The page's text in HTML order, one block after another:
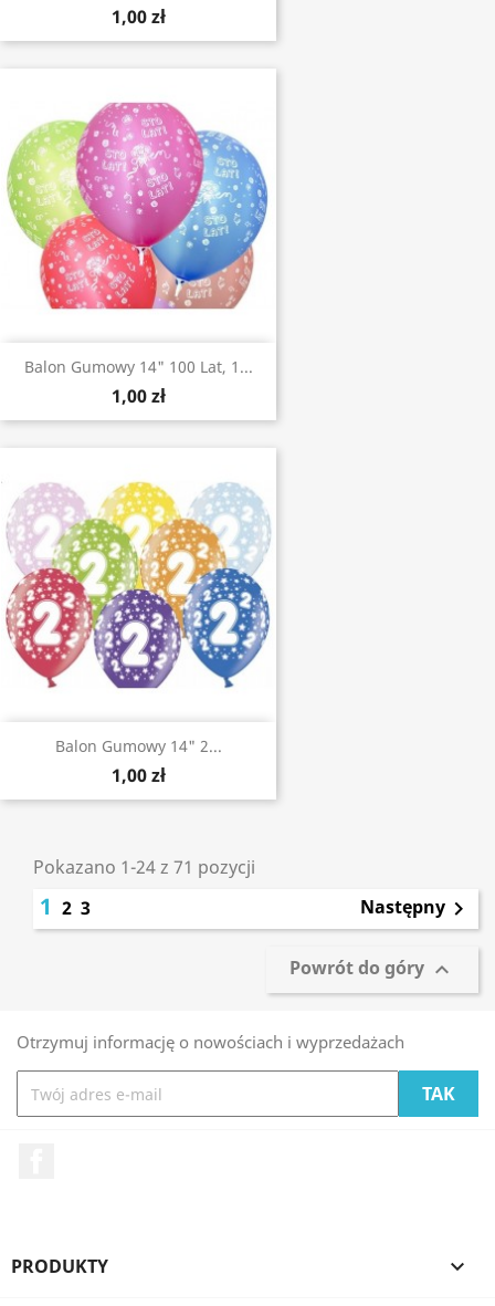
1,00 zł
Balon Gumowy 14" 100 Lat, 1...
1,00 zł
Balon Gumowy 14" 2...
1,00 zł
Pokazano 1-24 z 71 pozycji
1 2 3 Następny 
Powrót do góry 
Otrzymuj informację o nowościach i wyprzedażach
PRODUKTY 